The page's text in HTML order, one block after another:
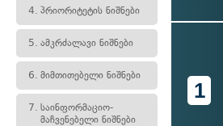
4. პრიორიტეტის ნიშნები
5. ამკრძალავი ნიშნები
6. მიმთითებელი ნიშნები
7. საინფორმაციო-
მაჩვენებელი ნიშნები
1